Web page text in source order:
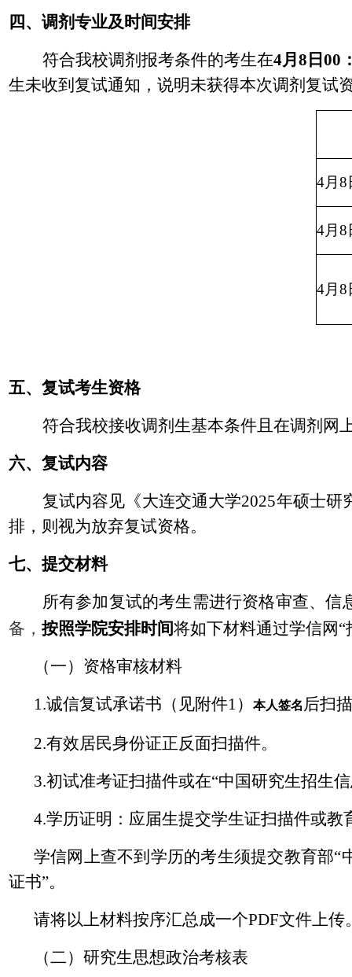
四、调剂专业及时间安排
符合我校调剂报考条件的考生在4月 8 日 00
生未收到复试通知，说明未获得本次调剂复试
4月 8
4月 8
4月 8
五、复试考生资格
符合我校接收调剂生基本条件且在调剂网
六、复试内容
复试内容见《大连交通大学2025年硕士研
排，则视为放弃复试资格。
七、提交材料
所有参加复试的考生需进行资格审查、
备， 按照学院安排时间将如下材料通过学信网“
（一）资格审核材料
1.诚信复试承诺书（见附件1） 本人签名 后扫
2.有效居民身份证正反面扫描件。
3.初试准考证扫描件或在“中国研究生招生
4.学历证明：应届生提交学生证扫描件或
学信网上查不到学历的考生须提交教育部“
证书”。
请将以上材料按序汇总成一个PDF文件上传
（二）研究生思想政治考核表